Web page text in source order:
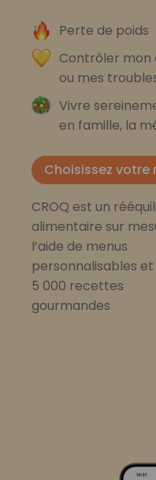
Perte de poids
Contrôler mon
ou mes
Vivre
en famille, la
Choisissez votre
CROQ est un
alimentaire sur
l’aide de menus
personnalisables et
5 000 recettes
gourmandes